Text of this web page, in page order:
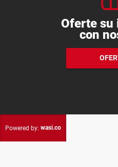
Oferte su
con
Powered by: wasi.co